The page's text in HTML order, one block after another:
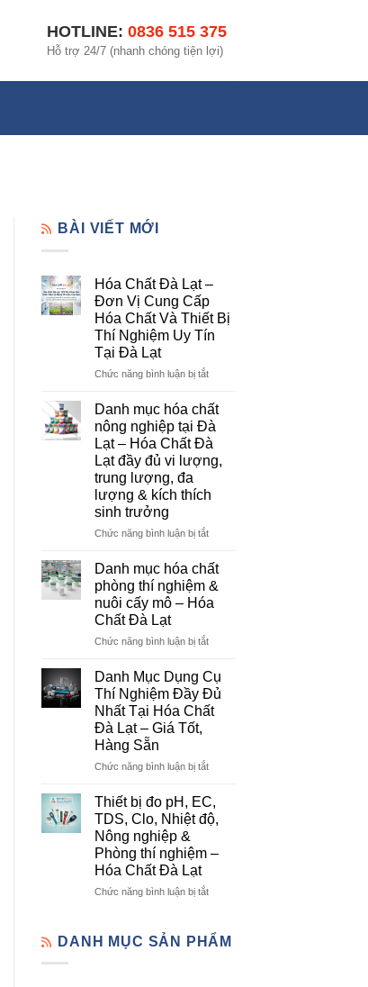
HOTLINE: 0836 515 375
Hỗ trợ 24/7 (nhanh chóng tiện lợi)
BÀI VIẾT MỚI
Hóa Chất Đà Lạt –
Đơn Vị Cung Cấp
Hóa Chất Và Thiết Bị
Thí Nghiệm Uy Tín
Tại Đà Lạt
Chức năng bình luận bị tắtở
Chất
Đà
Lạt
–
Đơn
Cung
Thiết
Bị
Thí
Tín
Đà
Lạt
Danh mục hóa chất
nông nghiệp tại Đà
Lạt – Hóa Chất Đà
Lạt đầy đủ vi lượng,
trung lượng, đa
lượng & kích thích
sinh trưởng
Chức năng bình luận bị tắtở
mục
chất
nông
tại
Lạt
–
Hóa
Chất
đầy
lượng,
trung
đa
sinh
trưởng
Danh mục hóa chất
phòng thí nghiệm &
nuôi cấy mô – Hóa
Chất Đà Lạt
Chức năng bình luận bị tắtở
mục
hóa
chất
phòng
&
mô
–
Chất
Danh Mục Dụng Cụ
Thí Nghiệm Đầy Đủ
Nhất Tại Hóa Chất
Đà Lạt – Giá Tốt,
Hàng Sẵn
Chức năng bình luận bị tắtở
Mục
Dụng
Cụ
Nghiệm
Đủ
Hóa
Chất
Thiết bị đo pH, EC,
TDS, Clo, Nhiệt độ,
Nông nghiệp &
Phòng thí nghiệm –
Hóa Chất Đà Lạt
Chức năng bình luận bị tắtở
đo
DANH MỤC SẢN PHẨM